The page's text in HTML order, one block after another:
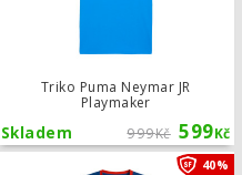
Triko Puma Neymar JR
Playmaker
999Kč 599Kč
Skladem
Dětský tréninkový dres Puma 40%